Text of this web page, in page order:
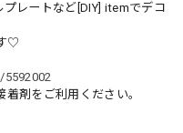
プレートなど[DIY] itemでデコ
♡
剤をご利用ください。